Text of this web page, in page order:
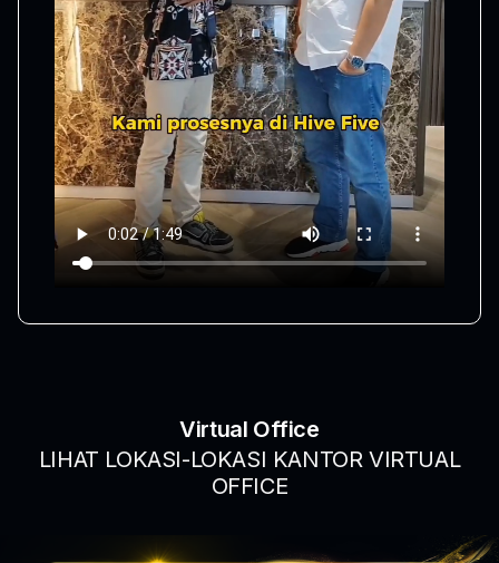
Virtual Office
LIHAT LOKASI-LOKASI KANTOR VIRTUAL
OFFICE